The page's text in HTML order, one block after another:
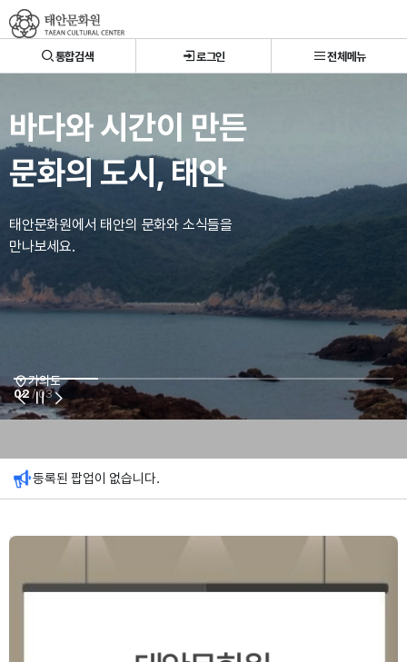
태안문화원
통합검색 로그인 전체메뉴
바다와 시간이 만든
문화의 도시, 태안
태안문화원에서 태안의 문화와 소식들을
만나보세요.
백화산
가의도
안흥성
02/ 03
등록된 팝업이 없습니다.